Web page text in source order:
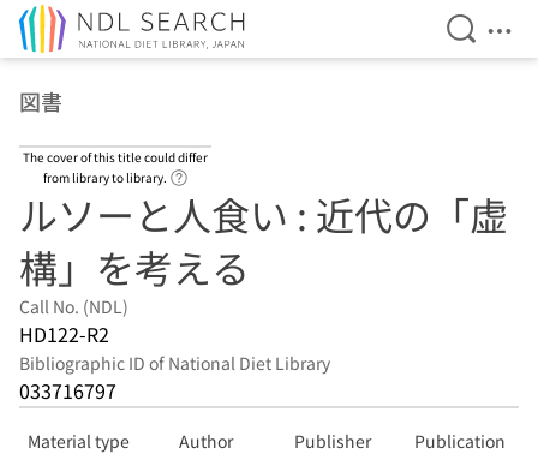
Open
図書
The cover of this title could differ
from library to library.
ルソーと人食い : 近代の「虚
構」を考える
Call No. (NDL)
HD122-R2
Bibliographic ID of National Diet Library
033716797
Material type Author Publisher
Publication